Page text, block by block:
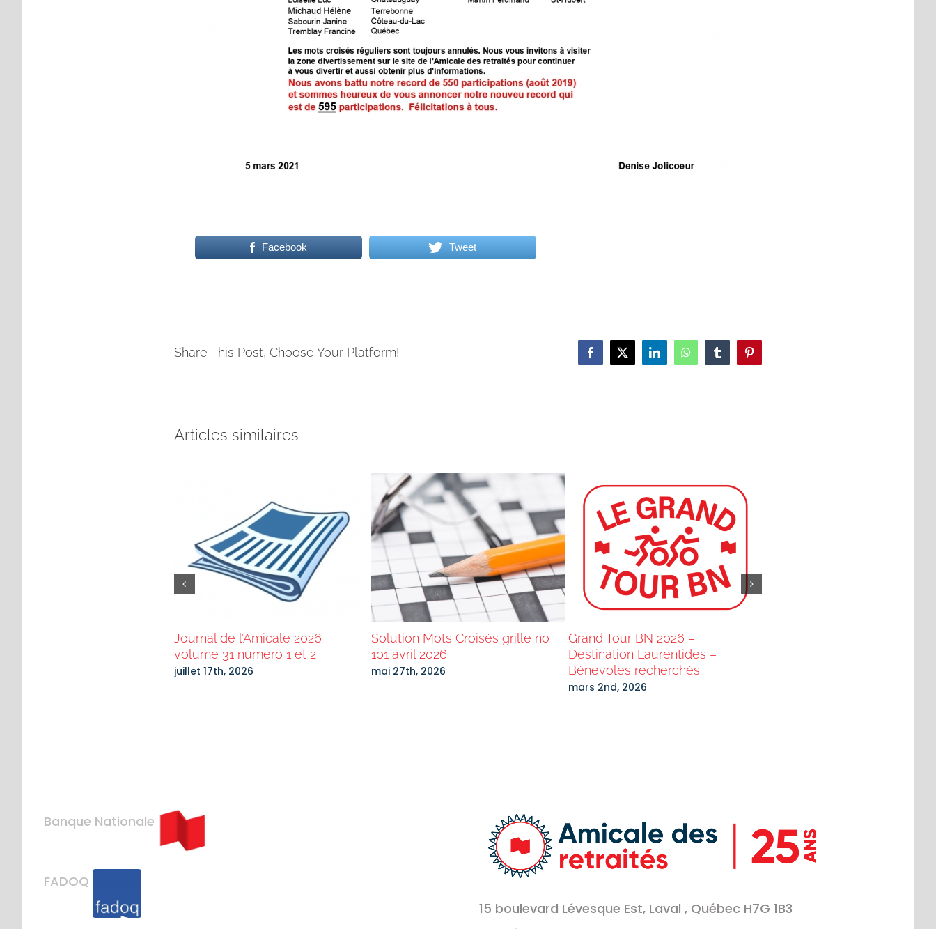
Facebook Tweet
Share This Post, Choose Your Platform! Facebook
X LinkedInWhatsAppTumblrPinterest
Articles similaires
Journal de l’Amicale 2026
volume 31 numéro 1 et 2
juillet 17th, 2026
Solution Mots Croisés grille no
101 avril 2026
mai 27th, 2026
Grand Tour BN 2026 –
Destination Laurentides –
Bénévoles recherchés
mars 2nd, 2026
Banque Nationale
FADOQ
15 boulevard Lévesque Est, Laval , Québec H7G 1B3